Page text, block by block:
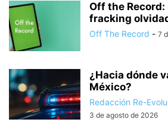
Off the
fracking
Off The Record - 7
¿Hacia dónde
México?
Redacción Re-
3 de agosto de 2026